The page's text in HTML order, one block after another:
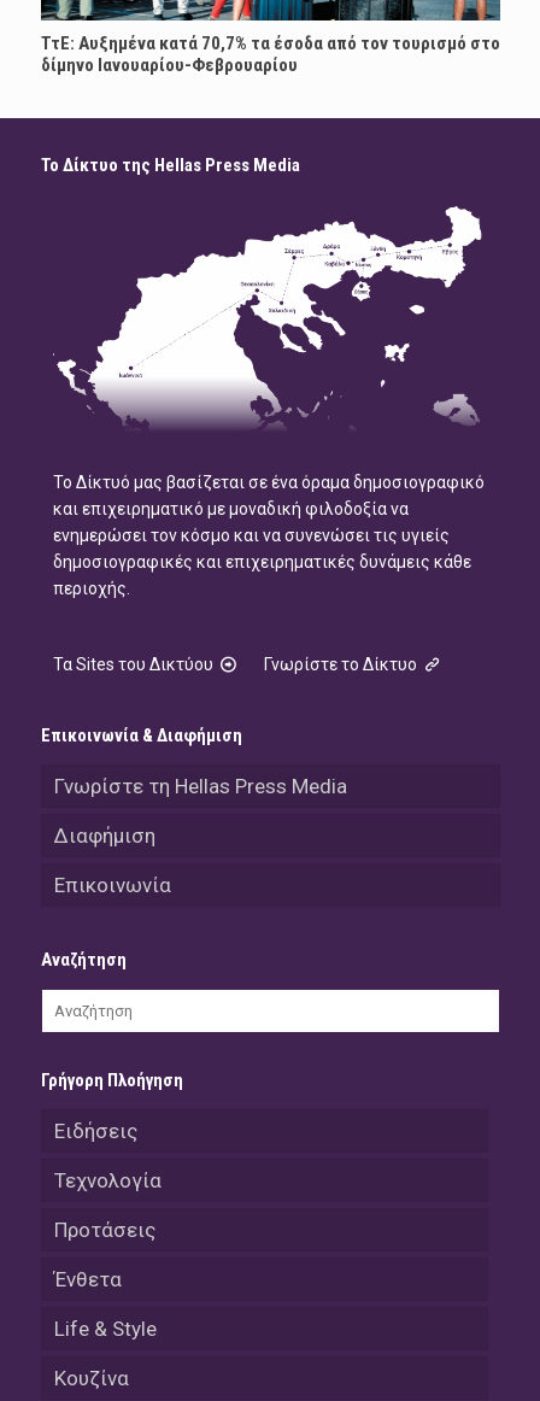
ΤτΕ: Αυξημένα κατά 70,7% τα έσοδα από τον τουρισμό στο
δίμηνο Ιανουαρίου-Φεβρουαρίου
Το Δίκτυο της Hellas Press Media
Το Δίκτυό μας βασίζεται σε ένα όραμα δημοσιογραφικό
και επιχειρηματικό με μοναδική φιλοδοξία να
ενημερώσει τον κόσμο και να συνενώσει τις υγιείς
δημοσιογραφικές και επιχειρηματικές δυνάμεις κάθε
περιοχής.
Τα Sites του Δικτύου Γνωρίστε το Δίκτυο
Επικοινωνία & Διαφήμιση
Γνωρίστε τη Hellas Press Media
Διαφήμιση
Επικοινωνία
Αναζήτηση
Γρήγορη Πλοήγηση
Ειδήσεις
Τεχνολογία
Προτάσεις
Ένθετα
Life & Style
Κουζίνα